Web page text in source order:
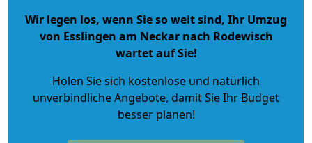
Wir legen los, wenn Sie so weit sind, Ihr Umzug
von Esslingen am Neckar nach Rodewisch
wartet auf Sie!
Holen Sie sich kostenlose und natürlich
unverbindliche Angebote, damit Sie Ihr Budget
besser planen!